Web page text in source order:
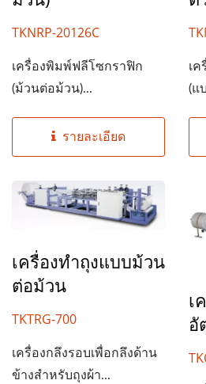
TKNRP-20126C
เครื่องพิมพ์ฟลีโซกราฟิก
(ม้วนต่อม้วน)...
รายละเอียด
เ
(แ
เครื่องทำถุงแบบม้วน
ต่อม้วน
TKTRG-700
เครื่องกลึงรอบเพื่อกลึงด้าน
ข้างสำหรับถุงผ้า...
เ
อั